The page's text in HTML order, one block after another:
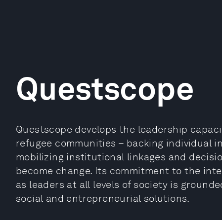
Questscope
Questscope develops the leadership
refugee communities – backing individual
mobilizing institutional linkages and
become change. Its commitment to the
as leaders at all levels of society is
social and entrepreneurial solutions.